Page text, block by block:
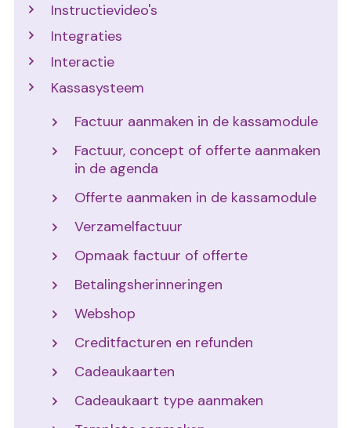
Instructievideo's
Integraties
Interactie
Kassasysteem
Factuur aanmaken in de kassamodule
Factuur, concept of offerte aanmaken
in de agenda
Offerte aanmaken in de kassamodule
Verzamelfactuur
Opmaak factuur of offerte
Betalingsherinneringen
Webshop
Creditfacturen en refunden
Cadeaukaarten
Cadeaukaart type aanmaken